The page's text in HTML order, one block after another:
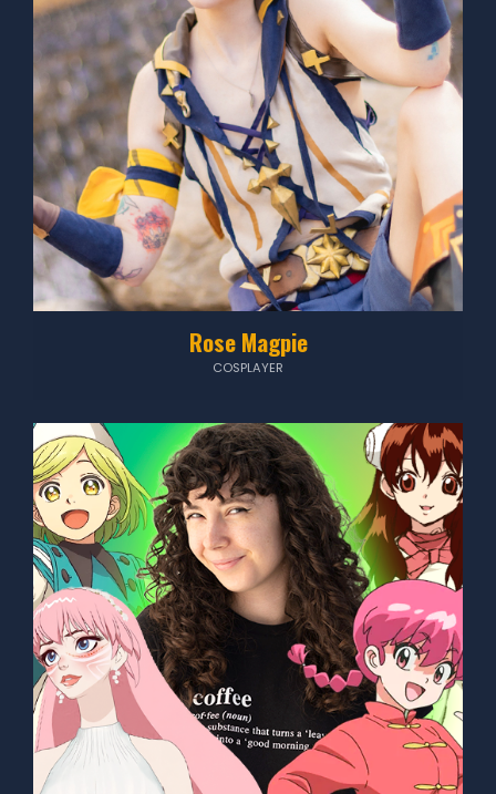
Rose Magpie
COSPLAYER